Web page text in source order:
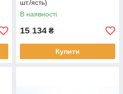
шт./ясть)
В наявності
15 134 ₴
Купити